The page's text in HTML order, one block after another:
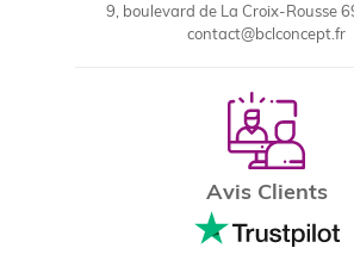
9, boulevard de La Croix-Rousse
contact@bclconcept.fr
Avis Clients